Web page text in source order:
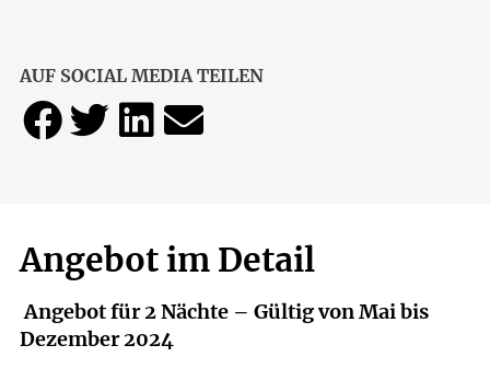
AUF SOCIAL MEDIA TEILEN
Angebot im Detail
Angebot für 2 Nächte – Gültig von Mai bis
Dezember 2024